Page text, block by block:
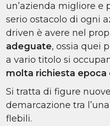
un’azienda migliore e
serio ostacolo di ogni
driven è avere nel
adeguate, ossia quei
a vario titolo si
molta richiesta epoca
Si tratta di figure
demarcazione tra
flebili.